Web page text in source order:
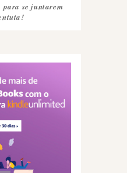
para se juntarem